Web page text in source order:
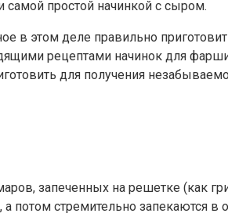
простой начинкой с сыром.
в этом деле правильно
рецептами начинок для
для получения
запеченных на решетке (как
стремительно запекаются в